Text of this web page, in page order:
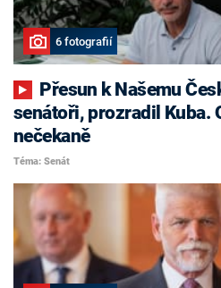
6 fotografií
senátoři, prozradil Kuba.
nečekaně
Téma: Senát